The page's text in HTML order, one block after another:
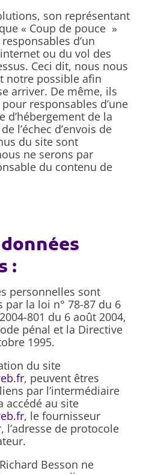
son représentant
« Coup de pouce »
d’un
ou du vol des
Ceci dit, nous nous
notre possible afin
arriver. De même, ils
responsables d’une
d’hébergement de la
l’échec d’envois de
du site sont
ne serons par
du contenu de
:
personnelles sont
la loi n° 78-87 du 6
801 du 6 août 2004,
pénal et la Directive
1995.
du site
, peuvent êtres
par l’intermédiaire
accédé au site
, le fournisseur
l’adresse de protocole
Besson ne